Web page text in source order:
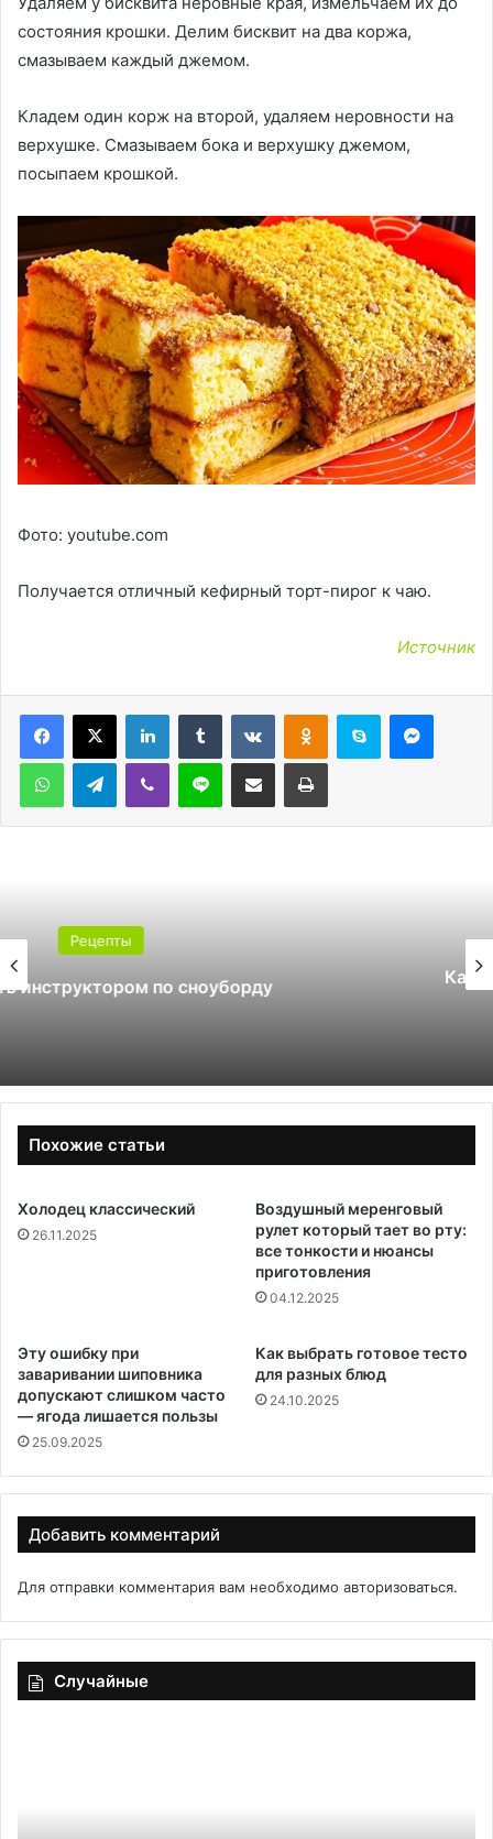
состояния крошки. Делим бисквит на два коржа,
смазываем каждый джемом.
Кладем один корж на второй, удаляем неровности на
верхушке. Смазываем бока и верхушку джемом,
посыпаем крошкой.
Фото: youtube.com
Получается отличный кефирный торт-пирог к чаю.
Источник
LinkedInTumblr ВконтактеОдноклассники
Skype
WhatsAppTelegramViber Line Поделиться через электронную почту Печатать
Какой поликарбонат выбрать для
теплицы: 4 или 6 мм
Похожие статьи
Холодец классический
26.11.2025
Воздушный меренговый
рулет который тает во рту:
все тонкости и нюансы
приготовления
04.12.2025
Эту ошибку при
заваривании шиповника
допускают слишком часто
— ягода лишается пользы
25.09.2025
Как выбрать готовое тесто
для разных блюд
24.10.2025
Добавить комментарий
Для отправки комментария вам необходимо авторизоваться.
Случайные